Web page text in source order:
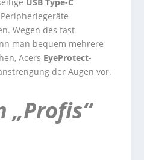
Wegen des fast
man bequem mehrere
Acers EyeProtect-
der Augen vor.
„Profis“